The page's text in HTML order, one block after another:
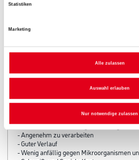
Statistiken
Marketing
Alle zulassen
Auswahl erlauben
Nur notwendige zulassen
PRODUKTEIGENSCHAFTEN
- Gutes Eindringvermögen
- Hohe Wetterbeständigkeit
- UV-Schutz durch die Pigmentierung
- Angenehm zu verarbeiten
- Guter Verlauf
- Wenig anfällig gegen Mikroorganismen